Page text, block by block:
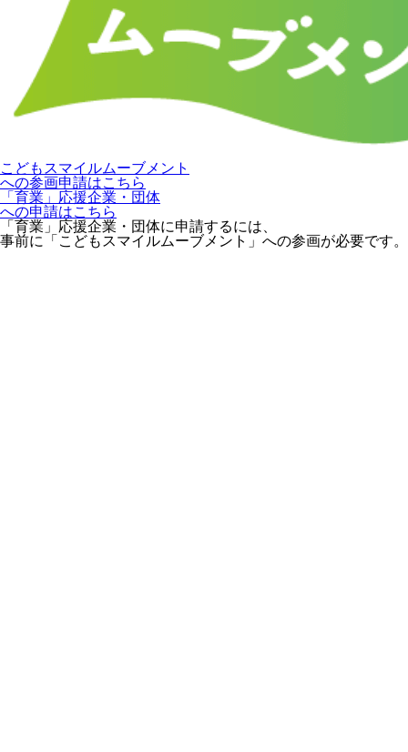
こどもスマイルムーブメント
への参画申請はこちら
「育業」応援企業・団体
への申請はこちら
「育業」応援企業・団体に申請するには、
事前に「こどもスマイルムーブメント」への参画が必要です。